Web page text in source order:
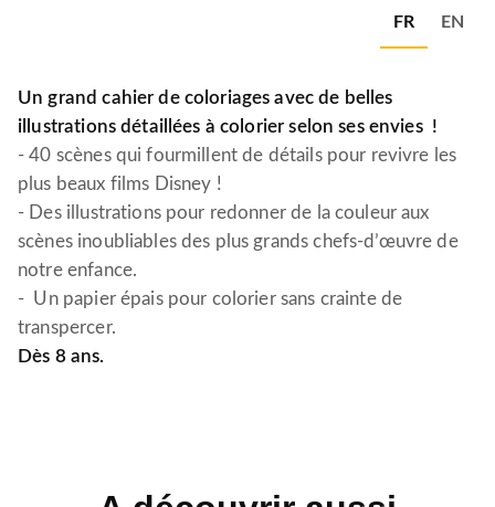
FR EN
Un grand cahier de coloriages avec de belles
illustrations détaillées à colorier selon ses envies !
- 40 scènes qui fourmillent de détails pour revivre les
plus beaux films Disney !
- Des illustrations pour redonner de la couleur aux
scènes inoubliables des plus grands chefs-d’œuvre de
notre enfance.
- Un papier épais pour colorier sans crainte de
transpercer.
Dès 8 ans.